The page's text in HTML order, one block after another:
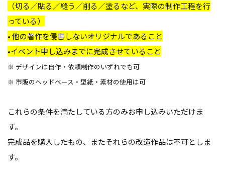
（切る／貼る／縫う／削る／塗るなど、実際の制作工程を行
っている）
• 他の著作を侵害しないオリジナルであること
•イベント申し込みまでに完成させていること
※ デザインは自作・依頼制作のいずれでも可
※ 市販のヘッドベース・型紙・素材の使用は可
これらの条件を満たしている方のみお申し込みいただけま
す。
完成品を購入したもの、またそれらの改造作品は不可としま
す。